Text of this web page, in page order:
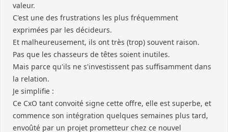
valeur.
C'est une des frustrations les plus fréquemment
exprimées par les décideurs.
Et malheureusement, ils ont très (trop) souvent raison.
Pas que les chasseurs de têtes soient inutiles.
Mais parce qu'ils ne s'investissent pas suffisamment dans
la relation.
Je simplifie :
Ce CxO tant convoité signe cette offre, elle est superbe, et
commence son intégration quelques semaines plus tard,
envoûté par un projet prometteur chez ce nouvel